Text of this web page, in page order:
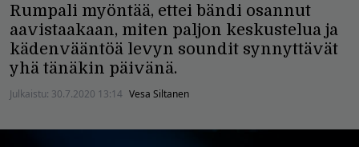
Rumpali myöntää, ettei bändi osannut
aavistaakaan, miten paljon keskustelua ja
kädenvääntöä levyn soundit synnyttävät
yhä tänäkin päivänä.
Julkaistu: 30.7.2020 13:14 Vesa Siltanen